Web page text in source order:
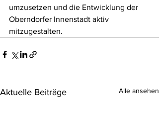
umzusetzen und die Entwicklung der
Oberndorfer Innenstadt aktiv
mitzugestalten.
Aktuelle Beiträge Alle ansehen